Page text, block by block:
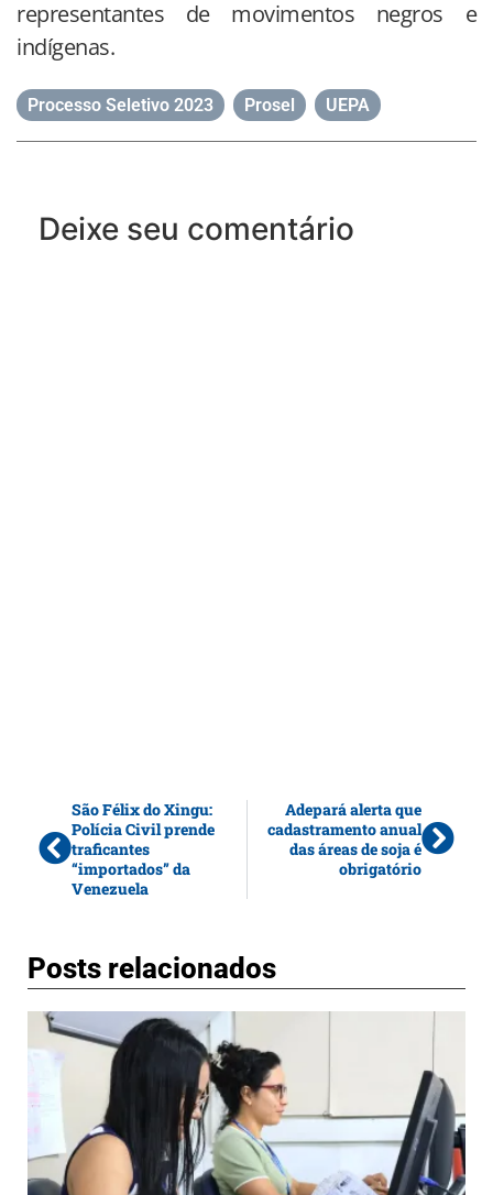
representantes de movimentos negros e
indígenas.
Processo Seletivo 2023 Prosel UEPA
Deixe seu comentário
São Félix do Xingu:
Polícia Civil prende
traficantes
“importados” da
Venezuela
Adepará alerta que
cadastramento anual
das áreas de soja é
obrigatório
Posts relacionados